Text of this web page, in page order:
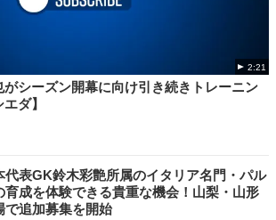
2:21
シーズン開幕に向け引き続きトレーニン
ダ】
代表GK鈴木彩艶所属のイタリア名門・パル
育成を体験できる貴重な機会！山梨・山形
で追加募集を開始